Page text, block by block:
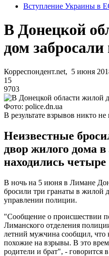
Вступление Украины в
В Донецкой
дом
Корреспондент.net, 5 июня
15
9703
Фото: police.dn.ua
В результате взрывов никто не
Неизвестные
двор жилого дома
находились четыре
В ночь на 5 июня в Лимане
бросили три гранаты в жилой
управлении полиции.
"Сообщение о происшествии
Лиманского отделения
летний мужчина сообщил, что
похожие на взрывы. В это
родители и брат", - говорится